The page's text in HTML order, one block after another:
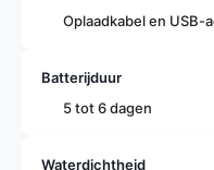
Oplaadkabel en USB-
Batterijduur
5 tot 6 dagen
Waterdichtheid